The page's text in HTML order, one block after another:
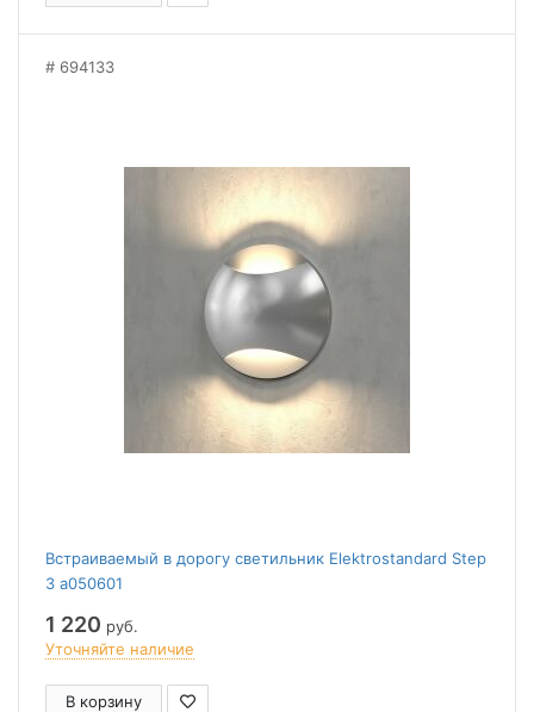
694133
Встраиваемый в дорогу светильник Elektrostandard Step
3 a050601
1 220 руб.
Уточняйте наличие
В корзину